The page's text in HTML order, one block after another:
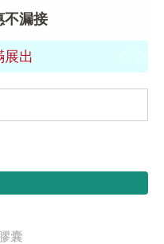
不漏接認證
公布~
展出
囊